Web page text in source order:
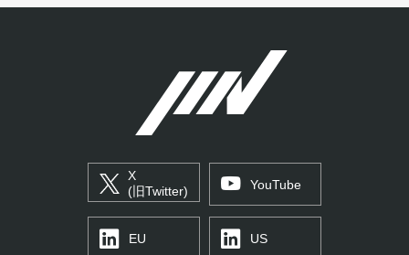
X
(旧Twitter)
YouTube
EU US